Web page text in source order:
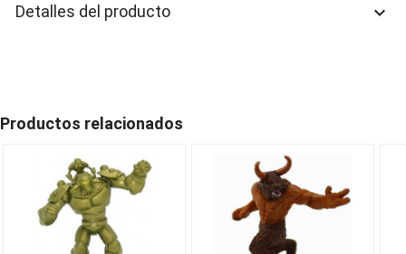
Detalles del producto keyboard_arrow_down
Productos relacionados